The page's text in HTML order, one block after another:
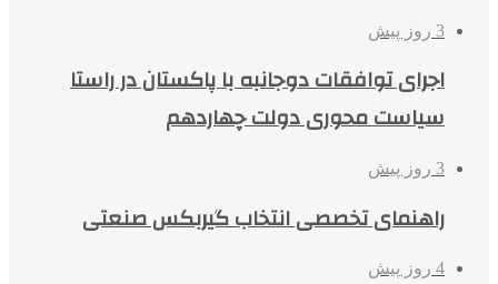
3 روز پیش
اجرای توافقات دوجانبه با پاکستان در راستا
سیاست محوری دولت چهاردهم
3 روز پیش
راهنمای تخصصی انتخاب گیربکس صنعتی
4 روز پیش